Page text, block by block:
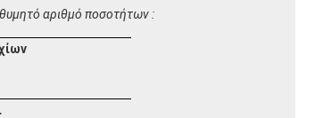
αριθμό ποσοτήτων :